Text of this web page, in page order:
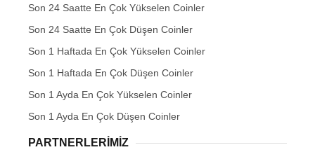
Son 24 Saatte En Çok Yükselen Coinler
Son 24 Saatte En Çok Düşen Coinler
Son 1 Haftada En Çok Yükselen Coinler
Son 1 Haftada En Çok Düşen Coinler
Son 1 Ayda En Çok Yükselen Coinler
Son 1 Ayda En Çok Düşen Coinler
PARTNERLERIMIZ